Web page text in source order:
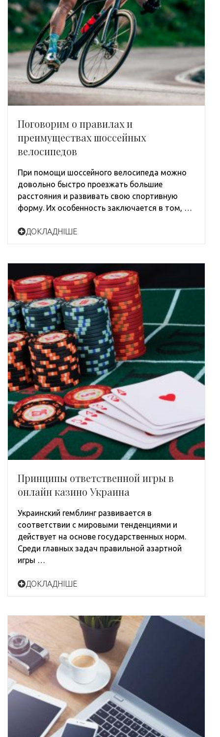
Поговорим о правилах и
преимуществах шоссейных
велосипедов
При помощи шоссейного велосипеда можно
довольно быстро проезжать большие
расстояния и развивать свою спортивную
форму. Их особенность заключается в том, …
ДОКЛАДНІШЕ
Принципы ответственной игры в
онлайн казино Украина
Украинский гемблинг развивается в
соответствии с мировыми тенденциями и
действует на основе государственных норм.
Среди главных задач правильной азартной
игры …
ДОКЛАДНІШЕ